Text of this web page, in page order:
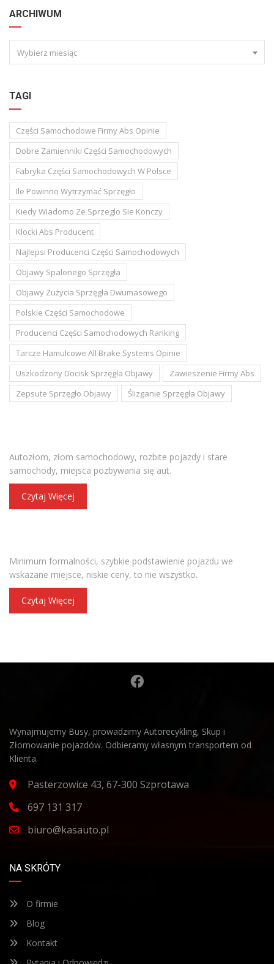
ARCHIWUM
Wybierz miesiąc
TAGI
Części Samochodowe Firmy Abs Opinie
Dobre Zamienniki Części Samochodowych
Fabryka Części Samochodowych W Polsce
Ile Powinno Wytrzymać Sprzęgło
Kiedy Wiadomo Ze Sprzeglo Sie Konczy
Klocki Abs Producent
Najlepsi Producenci Części Samochodowych
Objawy Spalonego Sprzęgła
Objawy Zużycia Sprzęgła Dwumasowego
Polskie Części Samochodowe
Producenci Części Samochodowych Ranking
Tarcze Hamulcowe All Brake Systems Opinie
Uszkodzony Docisk Sprzęgła Objawy
Zawieszenie Firmy Abs
Zepsute Sprzęgło Objawy
Ślizganie Sprzęgła Objawy
Autozłom, złom samochodowy, rozbite pojazdy i stare
samochody, miejsca pozbywania się aut.
Czytaj Więcej
Minimum formalności, szybkie podstawienie pojazdu we
wskazane miejsce, niskie ceny, to nie wszystko.
Czytaj Więcej
Wynajmujemy Busy, prowadzimy Autorecykling, Skup i
Złomowanie pojazdów. Odbieramy własnym transportem od
Klienta.
Pasterzowice 43, 67-300 Szprotawa
697 131 317
biuro@kasauto.pl
NA SKRÓTY
O firmie
Blog
Kontakt